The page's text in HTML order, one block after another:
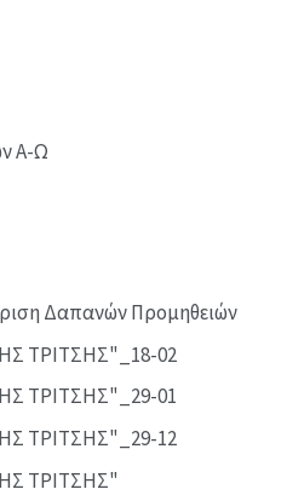
Α-Ω
Δαπανών Προμηθειών
ΤΡΙΤΣΗΣ"_18-02
ΤΡΙΤΣΗΣ"_29-01
ΤΡΙΤΣΗΣ"_29-12
ΤΡΙΤΣΗΣ"